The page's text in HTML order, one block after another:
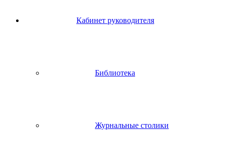
Кабинет руководителя
Библиотека
Журнальные столики